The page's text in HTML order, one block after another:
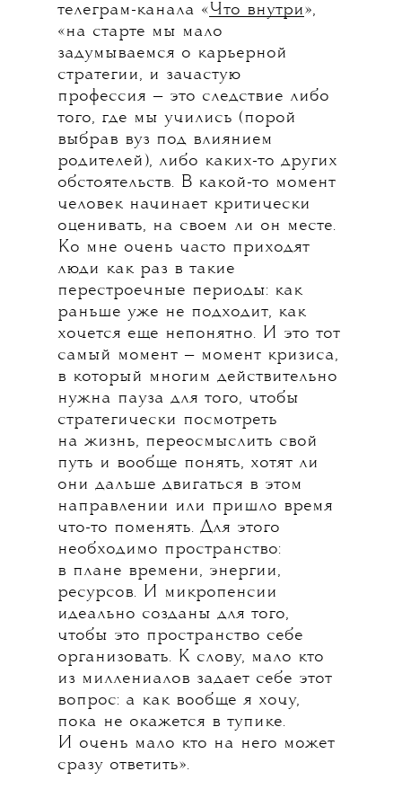
телеграм-канала «Что внутри»,
«на старте мы мало
задумываемся о карьерной
стратегии, и зачастую
профессия — это следствие либо
того, где мы учились (порой
выбрав вуз под влиянием
родителей), либо каких-то других
обстоятельств. В какой-то момент
человек начинает критически
оценивать, на своем ли он месте.
Ко мне очень часто приходят
люди как раз в такие
перестроечные периоды: как
раньше уже не подходит, как
хочется еще непонятно. И это тот
самый момент — момент кризиса,
в который многим действительно
нужна пауза для того, чтобы
стратегически посмотреть
на жизнь, переосмыслить свой
путь и вообще понять, хотят ли
они дальше двигаться в этом
направлении или пришло время
что-то поменять. Для этого
необходимо пространство:
в плане времени, энергии,
ресурсов. И микропенсии
идеально созданы для того,
чтобы это пространство себе
организовать. К слову, мало кто
из миллениалов задает себе этот
вопрос: а как вообще я хочу,
пока не окажется в тупике.
И очень мало кто на него может
сразу ответить».